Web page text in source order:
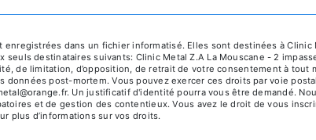
dans un fichier informatisé. Elles sont destinées à
destinataires suivants: Clinic Metal Z.A La Mouscane - 2
de limitation, d’opposition, de retrait de votre consentement à tout
post-mortem. Vous pouvez exercer ces droits par voie
Un justificatif d'identité pourra vous être demandé.
et de gestion des contentieux. Vous avez le droit de vous
plus d’informations sur vos droits.